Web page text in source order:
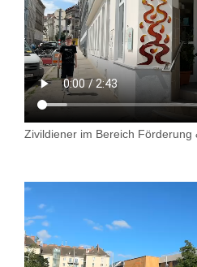
Zivildiener im Bereich Förderung